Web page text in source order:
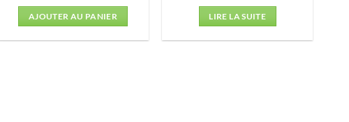
AJOUTER AU PANIER LIRE LA SUITE